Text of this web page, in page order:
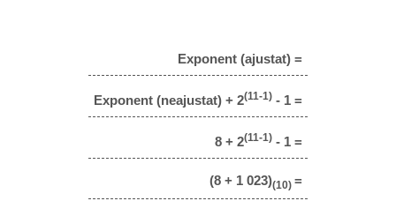
Exponent (ajustat) =
Exponent (neajustat) + 2(11-1) - 1 =
8 + 2(11-1) - 1 =
(8 + 1 023)(10) =